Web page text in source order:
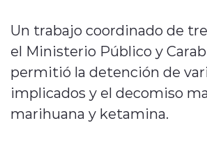
Un trabajo coordinado de
el Ministerio Público y
permitió la detención de
implicados y el decomiso
marihuana y ketamina.